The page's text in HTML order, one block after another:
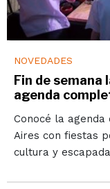
NOVEDADES
Fin de semana
agenda
Conocé la
Aires con fiestas
cultura y